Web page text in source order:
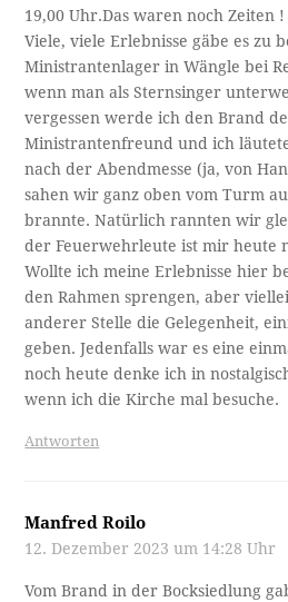
19,00 Uhr.Das waren noch Zeiten !
Viele, viele Erlebnisse gäbe es zu
Ministrantenlager in Wängle bei
wenn man als Sternsinger
vergessen werde ich den Brand
Ministrantenfreund und ich
nach der Abendmesse (ja, von
sahen wir ganz oben vom Turm
brannte. Natürlich rannten wir
der Feuerwehrleute ist mir heute
Wollte ich meine Erlebnisse hier
den Rahmen sprengen, aber
anderer Stelle die Gelegenheit,
geben. Jedenfalls war es eine
noch heute denke ich in
wenn ich die Kirche mal besuche.
Antworten
Manfred Roilo
12. Dezember 2023 um 14:28 Uhr
Vom Brand in der Bocksiedlung